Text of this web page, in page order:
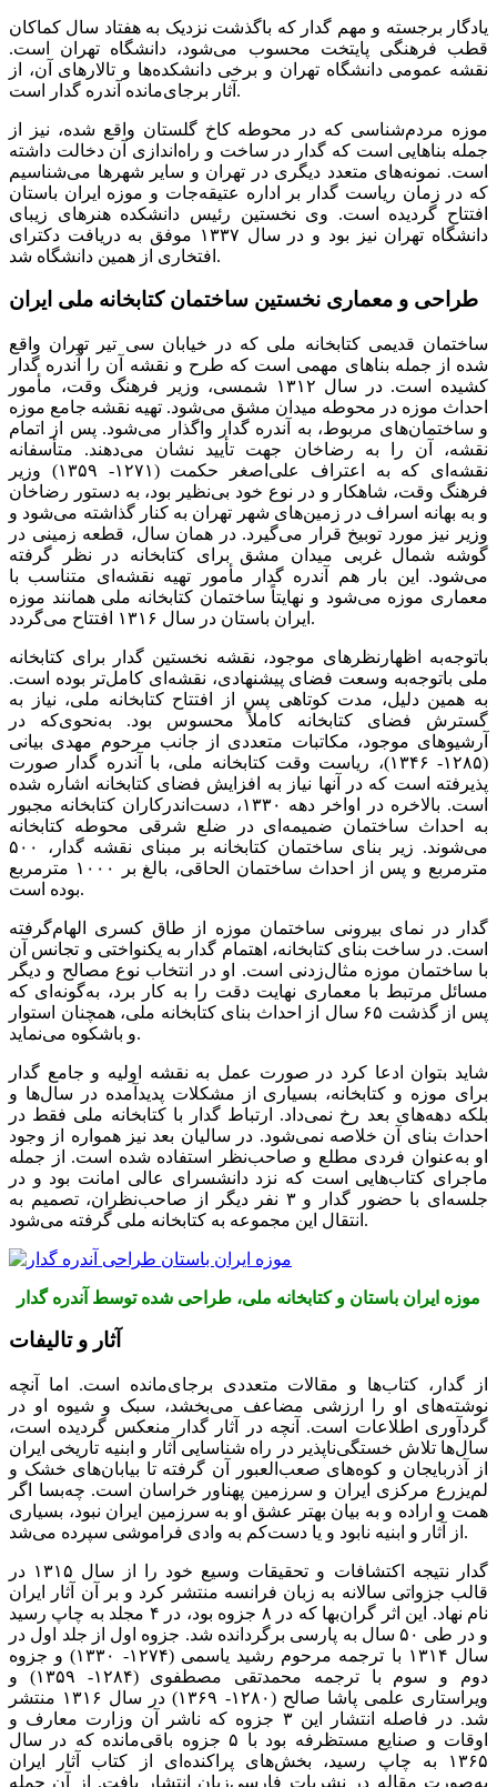
یادگار برجسته و مهم گدار که باگذشت نزدیک به هفتاد سال کماکان
قطب فرهنگی پایتخت محسوب می‌شود، دانشگاه تهران است.
نقشه عمومی دانشگاه تهران و برخی دانشکده‌ها و تالارهای آن، از
آثار برجای‌مانده آندره گدار است.
موزه مردم‌شناسی که در محوطه کاخ گلستان واقع شده، نیز از
جمله بناهایی است که گدار در ساخت و راه‌اندازی آن دخالت داشته
است. نمونه‌های متعدد دیگری در تهران و سایر شهرها می‌شناسیم
که در زمان ریاست گدار بر اداره عتیقه‌جات و موزه ایران باستان
افتتاح گردیده است. وی نخستین رئیس دانشکده هنرهای زیبای
دانشگاه تهران نیز بود و در سال ۱۳۳۷ موفق به دریافت دکترای
افتخاری از همین دانشگاه شد.
طراحی و معماری نخستین ساختمان کتابخانه ملی ایران
ساختمان قدیمی کتابخانه ملی که در خیابان سی تیر تهران واقع
شده از جمله بناهای مهمی است که طرح و نقشه آن را آندره گدار
کشیده است. در سال ۱۳۱۲ شمسی، وزیر فرهنگ وقت، مأمور
احداث موزه در محوطه میدان مشق می‌شود. تهیه نقشه جامع موزه
و ساختمان‌های مربوط، به آندره گدار واگذار می‌شود. پس از اتمام
نقشه، آن را به رضاخان جهت تأیید نشان می‌دهند. متأسفانه
نقشه‌ای که به اعتراف علی‌اصغر حکمت (۱۲۷۱- ۱۳۵۹) وزیر
فرهنگ وقت، شاهکار و در نوع خود بی‌نظیر بود، به دستور رضاخان
و به بهانه اسراف در زمین‌های شهر تهران به کنار گذاشته می‌شود و
وزیر نیز مورد توبیخ قرار می‌گیرد. در همان سال، قطعه زمینی در
گوشه شمال غربی میدان مشق برای کتابخانه در نظر گرفته
می‌شود. این بار هم آندره گدار مأمور تهیه نقشه‌ای متناسب با
معماری موزه می‌شود و نهایتاً ساختمان کتابخانه ملی همانند موزه
ایران باستان در سال ۱۳۱۶ افتتاح می‌گردد.
باتوجه‌به اظهارنظرهای موجود، نقشه نخستین گدار برای کتابخانه
ملی باتوجه‌به وسعت فضای پیشنهادی، نقشه‌ای کامل‌تر بوده است.
به همین دلیل، مدت کوتاهی پس از افتتاح کتابخانه ملی، نیاز به
گسترش فضای کتابخانه کاملاً محسوس بود. به‌نحوی‌که در
آرشیوهای موجود، مکاتبات متعددی از جانب مرحوم مهدی بیانی
(۱۲۸۵- ۱۳۴۶)، ریاست وقت کتابخانه ملی، با آندره گدار صورت
پذیرفته است که در آنها نیاز به افزایش فضای کتابخانه اشاره شده
است. بالاخره در اواخر دهه ۱۳۳۰، دست‌اندرکاران کتابخانه مجبور
به احداث ساختمان ضمیمه‌ای در ضلع شرقی محوطه کتابخانه
می‌شوند. زیر بنای ساختمان کتابخانه بر مبنای نقشه گدار، ۵۰۰
مترمربع و پس از احداث ساختمان الحاقی، بالغ بر ۱۰۰۰ مترمربع
بوده است.
گدار در نمای بیرونی ساختمان موزه از طاق کسری الهام‌گرفته
است. در ساخت بنای کتابخانه، اهتمام گدار به یکنواختی و تجانس آن
با ساختمان موزه مثال‌زدنی است. او در انتخاب نوع مصالح و دیگر
مسائل مرتبط با معماری نهایت دقت را به کار برد، به‌گونه‌ای که
پس از گذشت ۶۵ سال از احداث بنای کتابخانه ملی، همچنان استوار
و باشکوه می‌نماید.
شاید بتوان ادعا کرد در صورت عمل به نقشه اولیه و جامع گدار
برای موزه و کتابخانه، بسیاری از مشکلات پدیدآمده در سال‌ها و
بلکه دهه‌های بعد رخ نمی‌داد. ارتباط گدار با کتابخانه ملی فقط در
احداث بنای آن خلاصه نمی‌شود. در سالیان بعد نیز همواره از وجود
او به‌عنوان فردی مطلع و صاحب‌نظر استفاده شده است. از جمله
ماجرای کتاب‌هایی است که نزد دانشسرای عالی امانت بود و در
جلسه‌ای با حضور گدار و ۳ نفر دیگر از صاحب‌نظران، تصمیم به
انتقال این مجموعه به کتابخانه ملی گرفته می‌شود.
موزه ایران باستان و کتابخانه ملی، طراحی شده توسط آندره گدار
آثار و تالیفات
از گدار، کتاب‌ها و مقالات متعددی برجای‌مانده است. اما آنچه
نوشته‌های او را ارزشی مضاعف می‌بخشد، سبک و شیوه او در
گردآوری اطلاعات است. آنچه در آثار گدار منعکس گردیده است،
سال‌ها تلاش خستگی‌ناپذیر در راه شناسایی آثار و ابنیه تاریخی ایران
از آذربایجان و کوه‌های صعب‌العبور آن گرفته تا بیابان‌های خشک و
لم‌یزرع مرکزی ایران و سرزمین پهناور خراسان است. چه‌بسا اگر
همت و اراده و به بیان بهتر عشق او به سرزمین ایران نبود، بسیاری
از آثار و ابنیه نابود و یا دست‌کم به وادی فراموشی سپرده می‌شد.
گدار نتیجه اکتشافات و تحقیقات وسیع خود را از سال ۱۳۱۵ در
قالب جزواتی سالانه به زبان فرانسه منتشر کرد و بر آن آثار ایران
نام نهاد. این اثر گران‌بها که در ۸ جزوه بود، در ۴ مجلد به چاپ رسید
و در طی ۵۰ سال به پارسی برگردانده شد. جزوه اول از جلد اول در
سال ۱۳۱۴ با ترجمه مرحوم رشید یاسمی (۱۲۷۴- ۱۳۳۰) و جزوه
دوم و سوم با ترجمه محمدتقی مصطفوی (۱۲۸۴- ۱۳۵۹) و
ویراستاری علمی پاشا صالح (۱۲۸۰- ۱۳۶۹) در سال ۱۳۱۶ منتشر
شد. در فاصله انتشار این ۳ جزوه که ناشر آن وزارت معارف و
اوقات و صنایع مستظرفه بود با ۵ جزوه باقی‌مانده که در سال
۱۳۶۵ به چاپ رسید، بخش‌های پراکنده‌ای از کتاب آثار ایران
به‌صورت مقاله در نشریات فارسی‌زبان انتشار یافت. از آن جمله